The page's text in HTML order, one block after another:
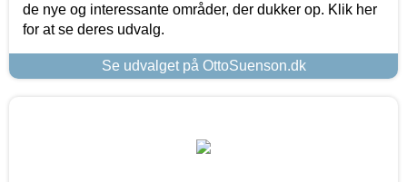
de nye og interessante områder, der dukker op. Klik her
for at se deres udvalg.
Se udvalget på OttoSuenson.dk